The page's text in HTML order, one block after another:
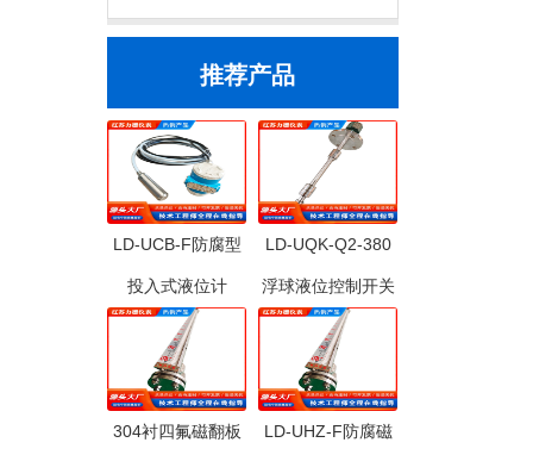
推荐产品
LD-UCB-F防腐型
投入式液位计
LD-UQK-Q2-380
浮球液位控制开关
304衬四氟磁翻板 LD-UHZ-F防腐磁